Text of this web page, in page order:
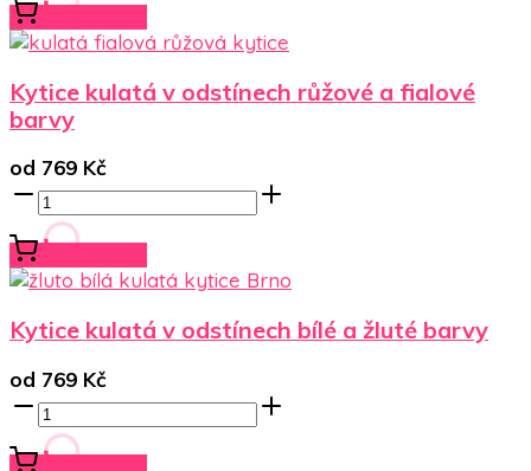
Kytice kulatá v odstínech růžové a fialové
barvy
od 769 Kč
Kytice kulatá v odstínech bílé a žluté barvy
od 769 Kč